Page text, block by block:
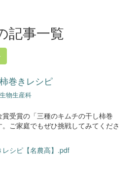
記事一覧
巻きレシピ
生物生産科
受賞の「三種のキムチの干し柿巻
ご家庭でもぜひ挑戦してみてくださ
シピ【名農高】.pdf